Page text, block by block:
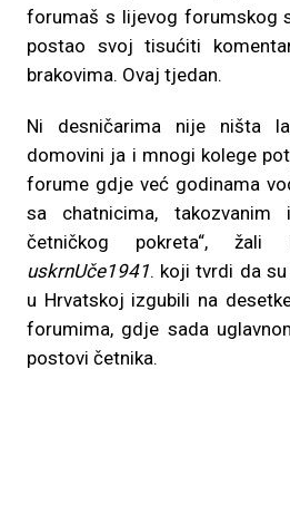
forumaš s lijevog forumskog
postao svoj tisućiti
brakovima. Ovaj tjedan.
Ni desničarima nije ništa
domovini ja i mnogi kolege
forume gdje već godinama
sa chatnicima, takozvanim
četničkog pokreta“,
uskrnUče1941. koji tvrdi da su
u Hrvatskoj izgubili na
forumima, gdje sada
postovi četnika.